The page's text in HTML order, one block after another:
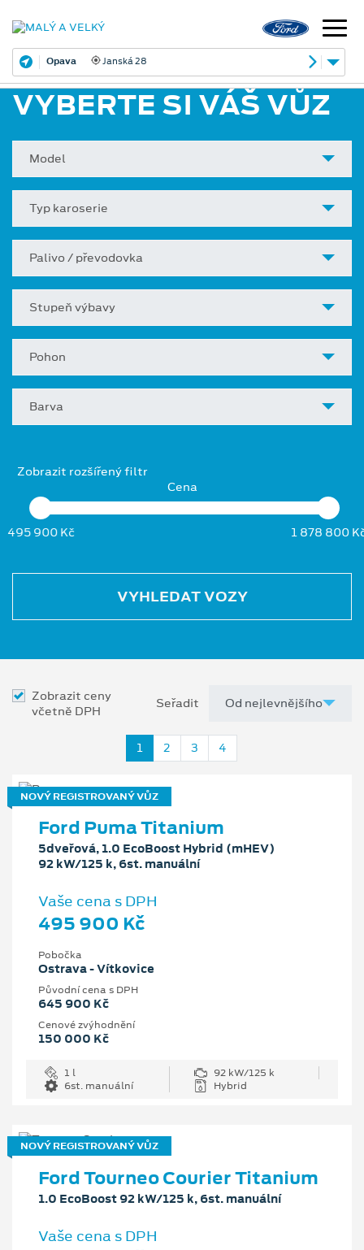
Opava Janská 28
VYBERTE SI VÁŠ VŮZ
Model
Typ karoserie
Palivo / převodovka
Stupeň výbavy
Pohon
Barva
Zobrazit rozšířený filtr
Cena
495 900 Kč 1 878 800
VYHLEDAT VOZY
Zobrazit ceny
včetně DPH
Seřadit
1 2 3 4
NOVÝ REGISTROVANÝ VŮZ
Ford Puma Titanium
5dveřová, 1.0 EcoBoost Hybrid (mHEV)
92 kW/125 k, 6st. manuální
Vaše cena s DPH
495 900 Kč
Pobočka
Ostrava - Vítkovice
Původní cena s DPH
645 900 Kč
Cenové zvýhodnění
150 000 Kč
1 l
92 kW/125 k
6st. manuální
Hybrid
NOVÝ REGISTROVANÝ VŮZ
Ford Tourneo Courier Titanium
1.0 EcoBoost 92 kW/125 k, 6st. manuální
Vaše cena s DPH